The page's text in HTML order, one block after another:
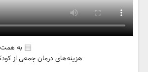
به همت
هزینه‌های درمان جمعی از